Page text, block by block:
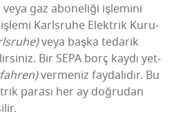
gaz abo­ne­li­ği işle­mi­ni
Karls­ru­he Elekt­rik Kuru­
veya baş­ka teda­rik
Bir SEPA borç kay­dı yet­
ver­me­niz fay­da­lı­dır. Bu
para­sı her ay doğ­ru­dan